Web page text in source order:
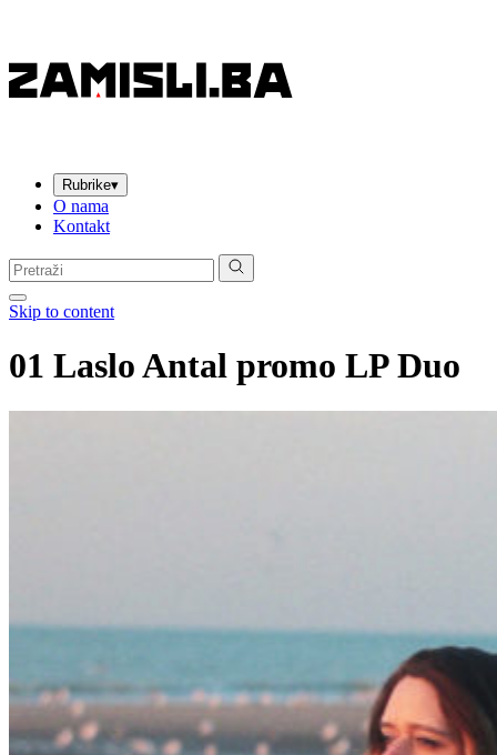
Rubrike▾
O nama
Kontakt
Pretraga:
Skip to content
01 Laslo Antal promo LP Duo